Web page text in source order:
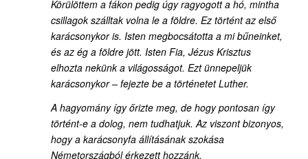
Körülöttem a fákon pedig úgy ragyogott a hó, mintha
csillagok szálltak volna le a földre. Ez történt az első
karácsonykor is. Isten megbocsátotta a mi bűneinket,
és az ég a földre jött. Isten Fia, Jézus Krisztus
elhozta nekünk a világosságot. Ezt ünnepeljük
karácsonykor – fejezte be a történetet Luther.
A hagyomány így őrizte meg, de hogy pontosan így
történt-e a dolog, nem tudhatjuk. Az viszont bizonyos,
hogy a karácsonyfa állításának szokása
Németországból érkezett hozzánk.